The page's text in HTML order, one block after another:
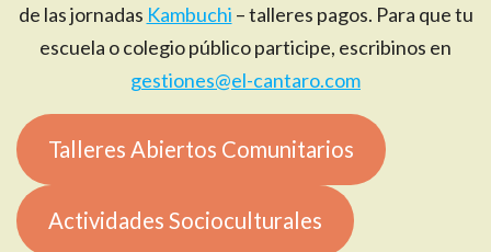
de las jornadas Kambuchi – talleres pagos. Para que tu
escuela o colegio público participe, escribinos en
gestiones@el-cantaro.com
Talleres Abiertos Comunitarios
Actividades Socioculturales